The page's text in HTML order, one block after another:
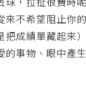
球，拉扯很費時
不希望阻止你
成績單藏起來
事物、眼中產